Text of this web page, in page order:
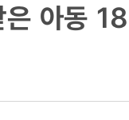
은 아동